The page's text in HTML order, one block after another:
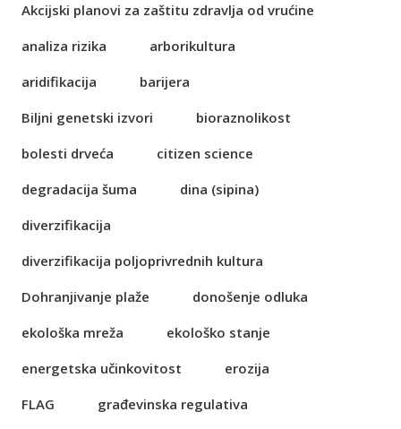
Akcijski planovi za zaštitu zdravlja od vrućine
analiza rizika
arborikultura
aridifikacija
barijera
Biljni genetski izvori
bioraznolikost
bolesti drveća
citizen science
degradacija šuma
dina (sipina)
diverzifikacija
diverzifikacija poljoprivrednih kultura
Dohranjivanje plaže
donošenje odluka
ekološka mreža
ekološko stanje
energetska učinkovitost
erozija
FLAG
građevinska regulativa